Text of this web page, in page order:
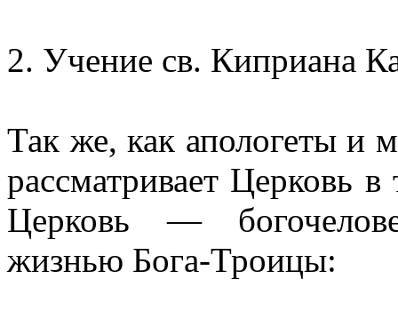
2. Учение св. Киприана
Так же, как апологеты и
рассматривает Церковь в
Церковь —
жизнью Бога-Троицы: